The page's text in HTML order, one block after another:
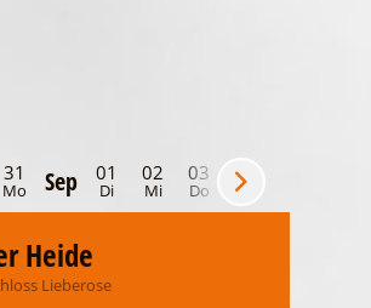
31
Mo Sep 01
Di
02
Mi
03
Do
04
Fr
Heide
Lieberose